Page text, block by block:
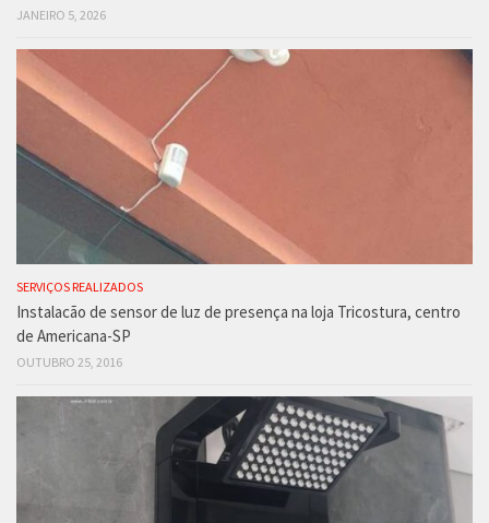
JANEIRO 5, 2026
SERVIÇOS REALIZADOS
Instalacão de sensor de luz de presença na loja Tricostura, centro
de Americana-SP
OUTUBRO 25, 2016